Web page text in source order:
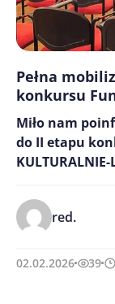
Pełna
konkursu
Miło nam
do II etapu
KULTURALNIE-
red.
02.02.2026 39